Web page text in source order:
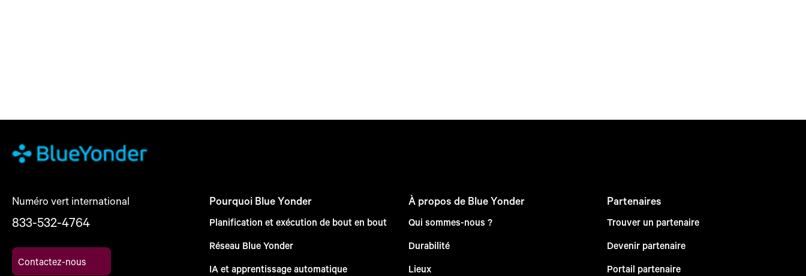
Numéro vert international
833-532-4764
Contactez-nous
Pourquoi Blue Yonder
Planification et exécution de bout en bout
Réseau Blue Yonder
IA et apprentissage automatique
À propos de Blue Yonder
Qui sommes-nous ?
Durabilité
Lieux
Partenaires
Trouver un partenaire
Devenir partenaire
Portail partenaire